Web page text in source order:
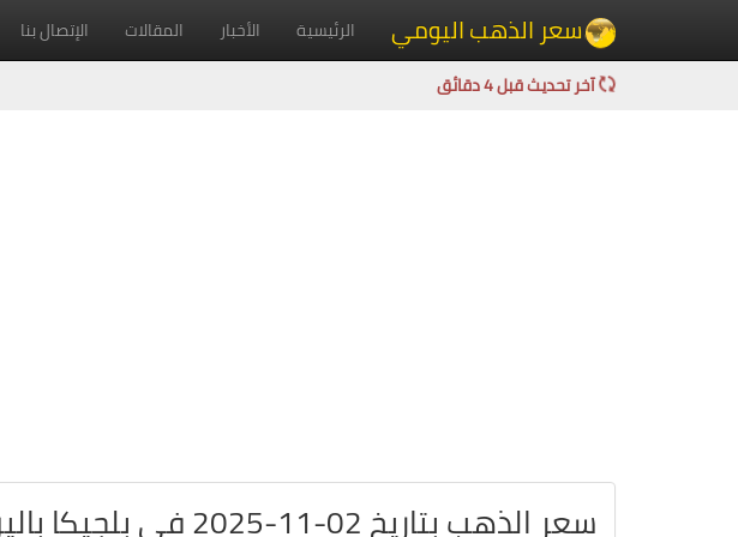
سعر الذهب اليومي الرئيسية الأخبار المقالات الإتصال بنا
آخر تحديث قبل 4 دقائق
سعر الذهب بتاريخ 02-11-2025 في بلجيكا باليورو